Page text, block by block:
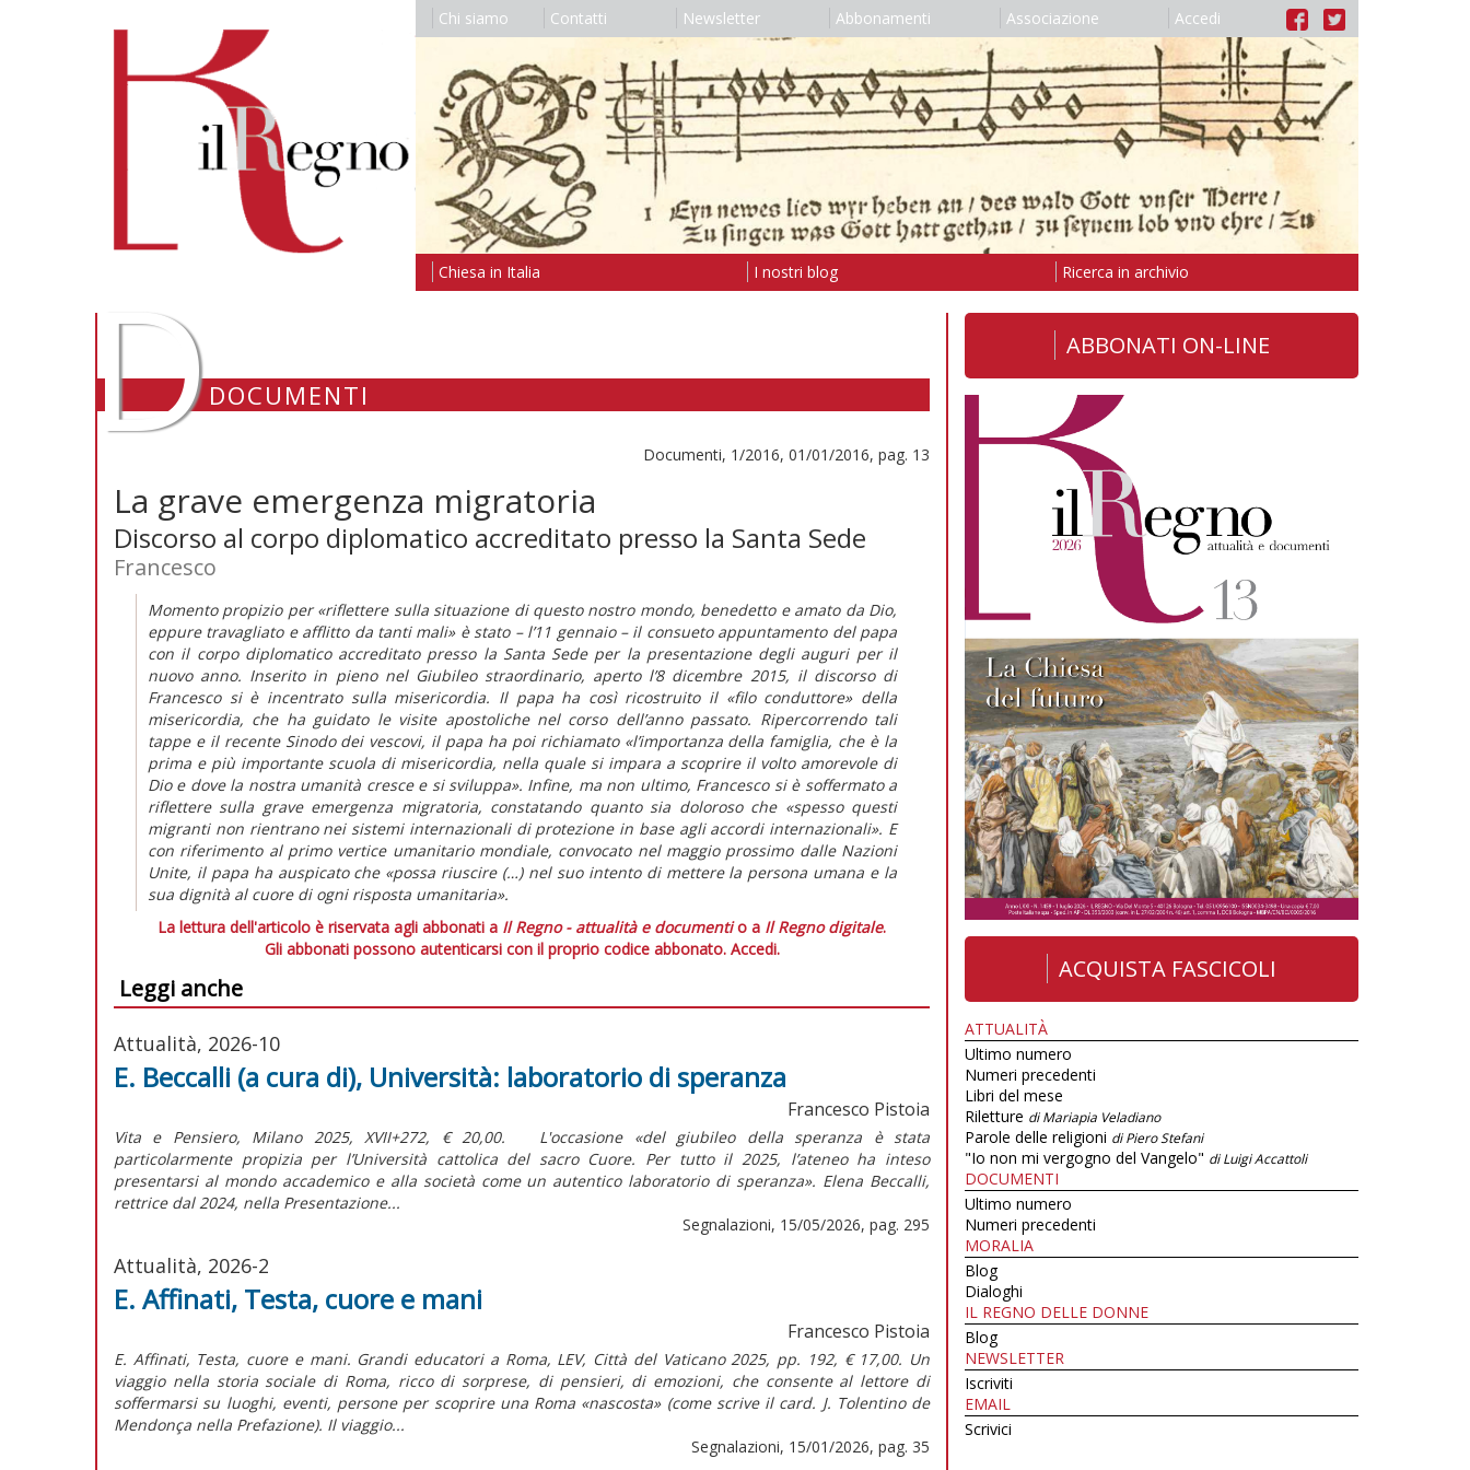
Chi siamo Contatti Newsletter Abbonamenti Associazione Accedi
Chiesa in Italia I nostri blog Ricerca in archivio
DDOCUMENTI
Documenti, 1/2016, 01/01/2016, pag. 13
La grave emergenza migratoria
Discorso al corpo diplomatico accreditato presso la Santa Sede
Francesco
Momento propizio per «riflettere sulla situazione di questo nostro mondo, benedetto e amato da Dio,
eppure travagliato e afflitto da tanti mali» è stato – l’11 gennaio – il consueto appuntamento del papa
con il corpo diplomatico accreditato presso la Santa Sede per la presentazione degli auguri per il
nuovo anno. Inserito in pieno nel Giubileo straordinario, aperto l’8 dicembre 2015, il discorso di
Francesco si è incentrato sulla misericordia. Il papa ha così ricostruito il «filo conduttore» della
misericordia, che ha guidato le visite apostoliche nel corso dell’anno passato. Ripercorrendo tali
tappe e il recente Sinodo dei vescovi, il papa ha poi richiamato «l’importanza della famiglia, che è la
prima e più importante scuola di misericordia, nella quale si impara a scoprire il volto amorevole di
Dio e dove la nostra umanità cresce e si sviluppa». Infine, ma non ultimo, Francesco si è soffermato a
riflettere sulla grave emergenza migratoria, constatando quanto sia doloroso che «spesso questi
migranti non rientrano nei sistemi internazionali di protezione in base agli accordi internazionali». E
con riferimento al primo vertice umanitario mondiale, convocato nel maggio prossimo dalle Nazioni
Unite, il papa ha auspicato che «possa riuscire (…) nel suo intento di mettere la persona umana e la
sua dignità al cuore di ogni risposta umanitaria».
La lettura dell'articolo è riservata agli abbonati a Il Regno - attualità e documentio a Il Regno digitale.
Gli abbonati possono autenticarsi con il proprio codice abbonato. Accedi.
Leggi anche
Attualità, 2026-10
E. Beccalli (a cura di), Università: laboratorio di speranza
Francesco Pistoia
Vita e Pensiero, Milano 2025, XVII+272, € 20,00. L'occasione «del giubileo della speranza è stata
particolarmente propizia per l’Università cattolica del sacro Cuore. Per tutto il 2025, l’ateneo ha inteso
presentarsi al mondo accademico e alla società come un autentico laboratorio di speranza». Elena Beccalli,
rettrice dal 2024, nella Presentazione...
Segnalazioni, 15/05/2026, pag. 295
Attualità, 2026-2
E. Affinati, Testa, cuore e mani
Francesco Pistoia
E. Affinati, Testa, cuore e mani. Grandi educatori a Roma, LEV, Città del Vaticano 2025, pp. 192, € 17,00. Un
viaggio nella storia sociale di Roma, ricco di sorprese, di pensieri, di emozioni, che consente al lettore di
soffermarsi su luoghi, eventi, persone per scoprire una Roma «nascosta» (come scrive il card. J. Tolentino de
Mendonça nella Prefazione). Il viaggio...
Segnalazioni, 15/01/2026, pag. 35
ABBONATI ON-LINE
ACQUISTA FASCICOLI
ATTUALITÀ
Ultimo numero
Numeri precedenti
Libri del mese
Riletture di Mariapia Veladiano
Parole delle religioni di Piero Stefani
"Io non mi vergogno del Vangelo" di Luigi Accattoli
DOCUMENTI
Ultimo numero
Numeri precedenti
MORALIA
Blog
Dialoghi
IL REGNO DELLE DONNE
Blog
NEWSLETTER
Iscriviti
EMAIL
Scrivici